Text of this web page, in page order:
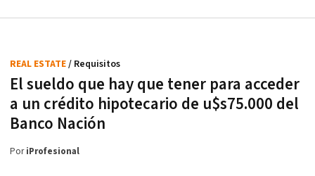
El sueldo que hay que tener para acceder
a un crédito hipotecario de u$s75.000 del
Banco Nación
REAL ESTATE/ Requisitos
PoriProfesional